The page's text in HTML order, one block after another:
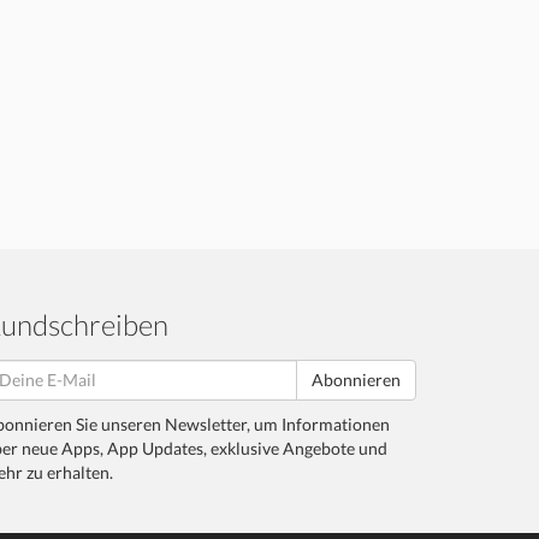
Abonnieren
Sie unseren Newsletter, um Informationen
neue Apps, App Updates, exklusive Angebote und
zu erhalten.